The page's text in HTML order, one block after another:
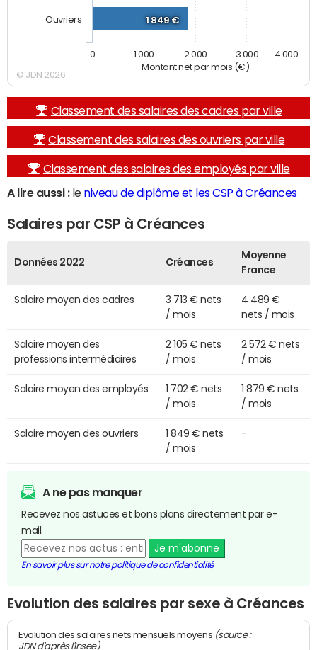
Montant net par mois (€)
1 849 €
Ouvriers
0 1 000 2 000 3 000 4 000
© JDN 2026
Classement des salaires des cadres par ville
Classement des salaires des ouvriers par ville
Classement des salaires des employés par ville
A lire aussi :le niveau de diplôme et les CSP à Créances
Salaires par CSP à Créances
Données 2022 Créances
Moyenne
France
Salaire moyen des cadres
3 713 € nets
/ mois
4 489 €
nets / mois
Salaire moyen des
professions intermédiaires
2 105 € nets
/ mois
2 572 € nets
/ mois
Salaire moyen des employés
1 702 € nets
/ mois
1 879 € nets
/ mois
Salaire moyen des ouvriers
1 849 € nets
/ mois
-
A ne pas manquer
Recevez nos astuces et bons plans directement par e-
mail.
Je m'abonne
En savoir plus sur notre politique de confidentialité
Evolution des salaires par sexe à Créances
Evolution des salaires nets mensuels moyens (source :
JDN d'après l'Insee)